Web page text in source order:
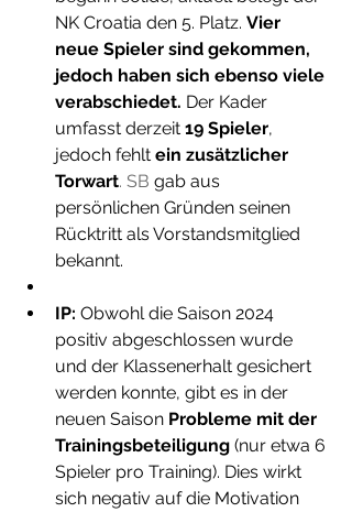
NK Croatia den 5. Platz. Vier
neue Spieler sind gekommen,
jedoch haben sich ebenso viele
verabschiedet. Der Kader
umfasst derzeit 19 Spieler,
jedoch fehlt ein zusätzlicher
Torwart. SB gab aus
persönlichen Gründen seinen
Rücktritt als Vorstandsmitglied
bekannt.
IP: Obwohl die Saison 2024
positiv abgeschlossen wurde
und der Klassenerhalt gesichert
werden konnte, gibt es in der
neuen Saison Probleme mit der
Trainingsbeteiligung (nur etwa 6
Spieler pro Training). Dies wirkt
sich negativ auf die Motivation